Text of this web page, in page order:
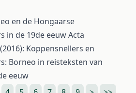
en de Hongaarse
in de 19de eeuwActa
Koppensnellers en
Borneo in reisteksten van
eeuw